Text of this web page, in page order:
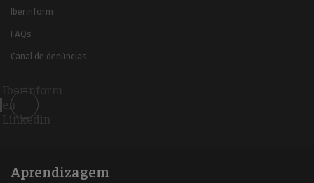
Iberinform
FAQs
Canal de denúncias
Iberinform
en
Linkedin
Aprendizagem